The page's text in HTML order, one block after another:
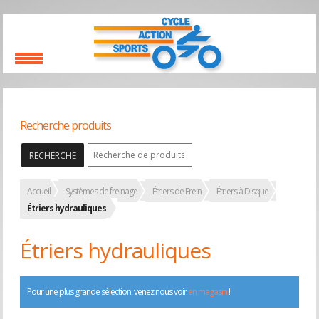
Recherche produits
RECHERCHE
Accueil Systèmes de freinage Étriers de Frein
Étriers à Disque
Étriers hydrauliques
Étriers hydrauliques
Pour une plus grande sélection, venez nous voiren magasin!